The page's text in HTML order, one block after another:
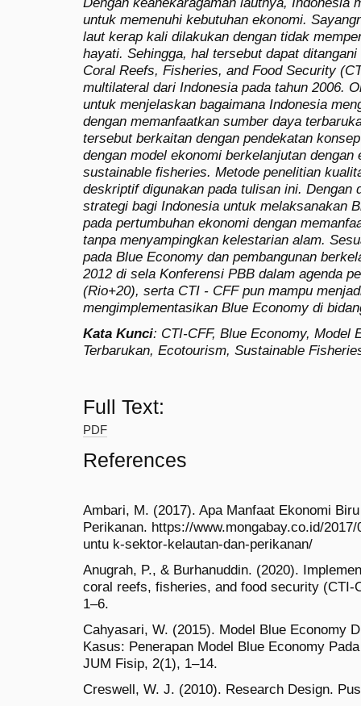
untuk memenuhi kebutuhan ekonomi.
laut kerap kali dilakukan dengan tidak
hayati. Sehingga, hal tersebut dapat
Coral Reefs, Fisheries, and Food Security
multilateral dari Indonesia pada tahun 2006.
untuk menjelaskan bagaimana Indonesia
dengan memanfaatkan sumber daya
tersebut berkaitan dengan pendekatan
dengan model ekonomi berkelanjutan
sustainable fisheries. Metode penelitian
deskriptif digunakan pada tulisan ini. Dengan
strategi bagi Indonesia untuk melaksanakan
pada pertumbuhan ekonomi dengan
tanpa menyampingkan kelestarian alam.
pada Blue Economy dan pembangunan
2012 di sela Konferensi PBB dalam agenda
(Rio+20), serta CTI - CFF pun mampu
mengimplementasikan Blue Economy di
Kata Kunci: CTI-CFF, Blue Economy, Model
Terbarukan, Ecotourism, Sustainable
Full Text:
PDF
References
Ambari, M. (2017). Apa Manfaat Ekonomi
Perikanan. https://www.mongabay.co.id/
untu k-sektor-kelautan-dan-perikanan/
Anugrah, P., & Burhanuddin. (2020).
coral reefs, fisheries, and food security (CTI-
1–6.
Cahyasari, W. (2015). Model Blue Economy
Kasus: Penerapan Model Blue Economy
JUM Fisip, 2(1), 1–14.
Creswell, W. J. (2010). Research Design.